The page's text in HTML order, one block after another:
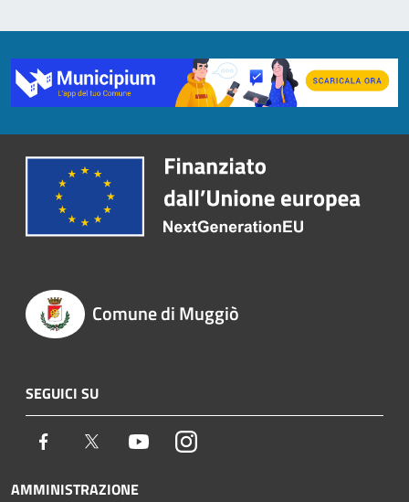
Comune di Muggiò
SEGUICI SU
Facebook Twitter YoutubeInstagram
AMMINISTRAZIONE